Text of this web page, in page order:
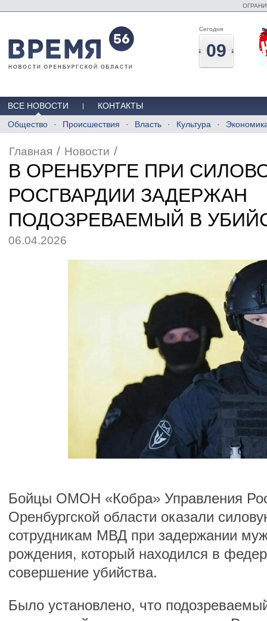
Сегодня
09
ВСЕ НОВОСТИ
КОНТАКТЫ
Общество
Происшествия Власть Культура
Главная / Новости /
В ОРЕНБУРГЕ ПРИ
РОСГВАРДИИ ЗАДЕРЖАН
ПОДОЗРЕВАЕМЫЙ В
06.04.2026
Бойцы ОМОН «Кобра» Управления
Оренбургской области оказали
сотрудникам МВД при задержании
рождения, который находился в
совершение убийства.
Было установлено, что